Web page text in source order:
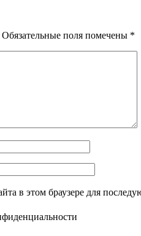
Обязательные поля помечены *
в этом браузере для